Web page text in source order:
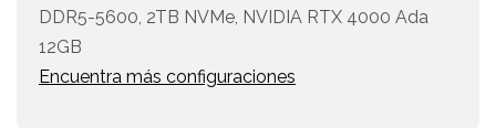
DDR5-5600, 2TB NVMe, NVIDIA RTX 4000 Ada
12GB
Encuentra más configuraciones